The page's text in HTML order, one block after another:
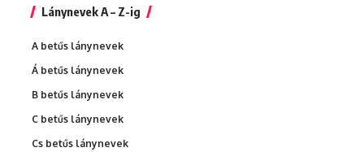
Lánynevek A – Z-ig
A betűs lánynevek
Á betűs lánynevek
B betűs lánynevek
C betűs lánynevek
Cs betűs lánynevek